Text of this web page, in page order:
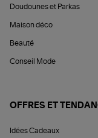
Doudounes et Parkas
Maison déco
Beauté
Conseil Mode
OFFRES ET
Idées Cadeaux